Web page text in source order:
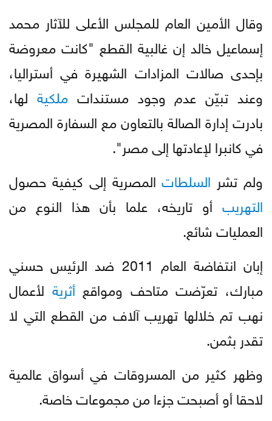
وقال الأمين العام للمجلس الأعلى للآثار محمد
إسماعيل خالد إن غالبية القطع "كانت معروضة
بإحدى صالات المزادات الشهيرة في أستراليا،
وعند تبيّن عدم وجود مستنداتملكية لها،
بادرت إدارة الصالة بالتعاون مع السفارة المصرية
في كانبرا لإعادتها إلى مصر".
ولم تشر السلطاتالمصرية إلى كيفية حصول
التهريب أو تاريخه، علما بأن هذا النوع من
العمليات شائع.
إبان انتفاضة العام 2011 ضد الرئيس حسني
مبارك، تعرّضت متاحف ومواقعأثرية لأعمال
نهب تم خلالها تهريب آلاف من القطع التي لا
تقدر بثمن.
وظهر كثير من المسروقات في أسواق عالمية
لاحقا أو أصبحت جزءا من مجموعات خاصة.